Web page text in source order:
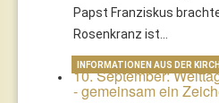
Papst Franziskus
Rosenkranz ist…
10. September:
- gemeinsam ein
INFORMATIONEN AUS DER